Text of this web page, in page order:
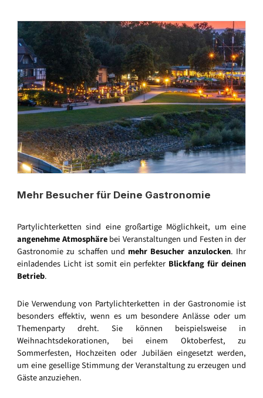
Mehr Besucher für Deine Gastronomie
Partylichterketten sind eine großartige Möglichkeit, um eine
angenehme Atmosphärebei Veranstaltungen und Festen in der
Gastronomie zu schaffen und mehr Besucher anzulocken. Ihr
einladendes Licht ist somit ein perfekter Blickfang für deinen
Betrieb.
Die Verwendung von Partylichterketten in der Gastronomie ist
besonders effektiv, wenn es um besondere Anlässe oder um
Themenparty dreht. Sie können beispielsweise in
Weihnachtsdekorationen, bei einem Oktoberfest, zu
Sommerfesten, Hochzeiten oder Jubiläen eingesetzt werden,
um eine gesellige Stimmung der Veranstaltung zu erzeugen und
Gäste anzuziehen.